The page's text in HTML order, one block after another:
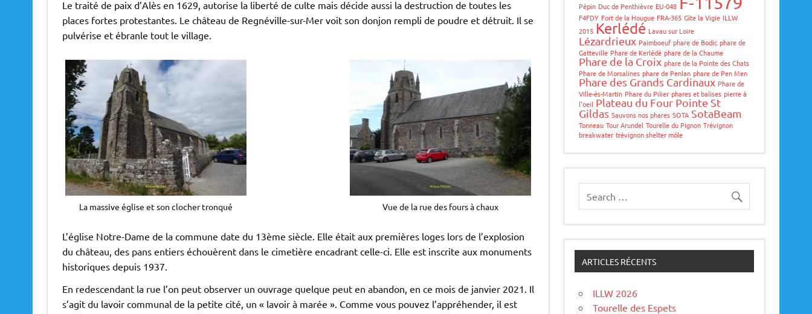
Le traité de paix d’Alès en 1629, autorise la liberté de culte mais décide aussi la destruction de toutes les
places fortes protestantes. Le château de Regnéville-sur-Mer voit son donjon rempli de poudre et détruit. Il se
pulvérise et ébranle tout le village.
La massive église et son clocher tronqué Vue de la rue des fours à chaux
L’église Notre-Dame de la commune date du 13ème siècle. Elle était aux premières loges lors de l’explosion
du château, des pans entiers échouèrent dans le cimetière encadrant celle-ci. Elle est inscrite aux monuments
historiques depuis 1937.
En redescendant la rue l’on peut observer un ouvrage quelque peut en abandon, en ce mois de janvier 2021. Il
s’agit du lavoir communal de la petite cité, un « lavoir à marée ». Comme vous pouvez l’appréhender, il est
Pépin Duc de Penthièvre EU-048
F4FDY Fort de la Hougue FRA-365 Gîte la Vigie ILLW
2015 Kerlédé Lavau sur Loire
Lézardrieux Paimboeuf phare de Bodic phare de
Gatteville Phare de Kerlédé phare de la Chaume
Phare de la Croix phare de la Pointe des Chats
Phare de Morsalines phare de Penlan phare de Pen Men
Phare des Grands Cardinaux Phare de
Ville-ès-Martin Phare du Pilier phares et balises pierre à
l'oeil Plateau du Four Pointe St
Gildas Sauvons nos phares SOTA SotaBeam
Tonneau Tour Arundel Tourelle du Pignon Trévignon
breakwater trévignon shelter môle
ARTICLES RÉCENTS
ILLW 2026
Tourelle des Espets